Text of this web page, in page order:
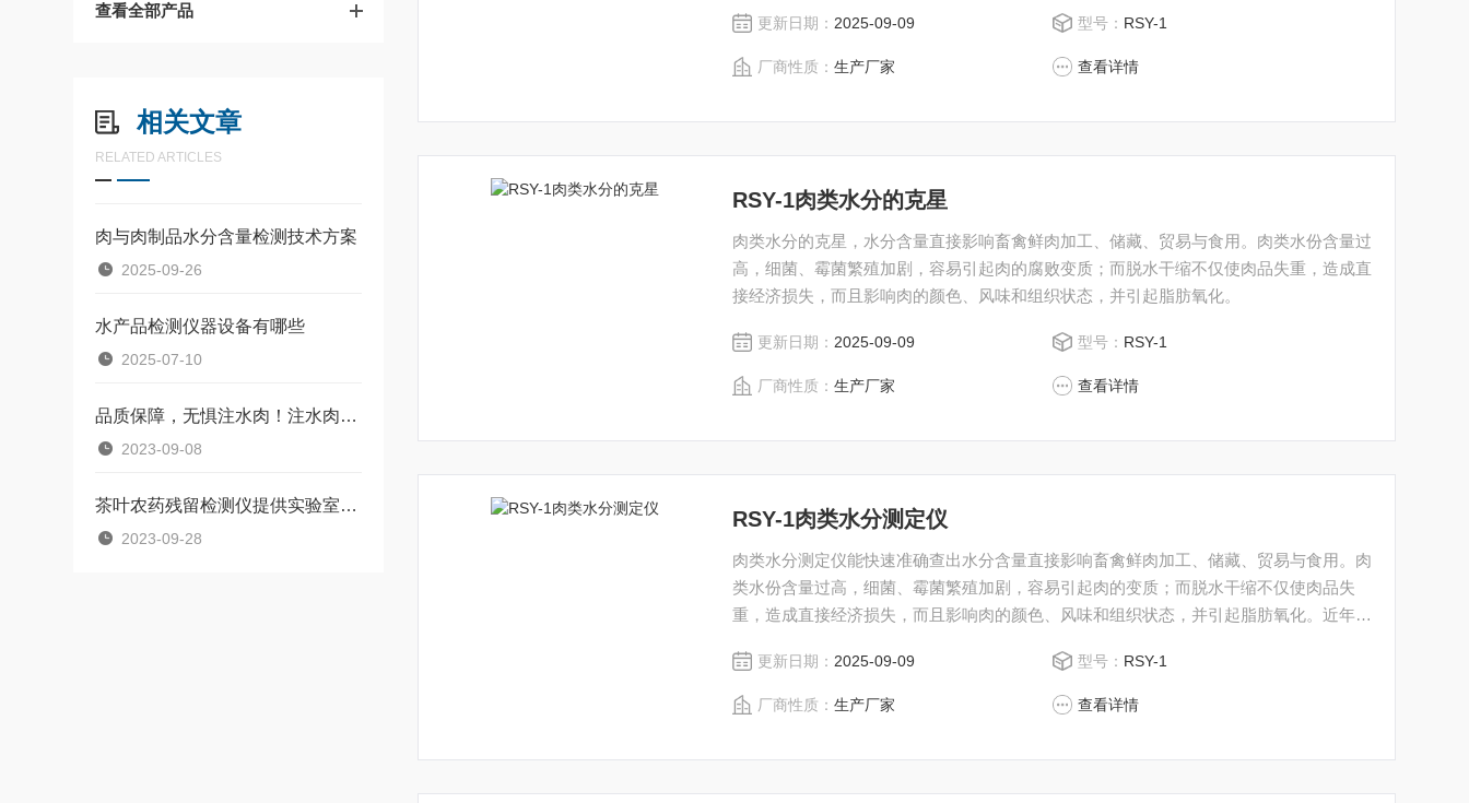
查看全部产品
相关文章
RELATED ARTICLES
肉与肉制品水分含量检测技术方案
2025-09-26
水产品检测仪器设备有哪些
2025-07-10
品质保障，无惧注水肉！注水肉检测仪让您吃出健康与美味
2023-09-08
茶叶农药残留检测仪提供实验室的检测结果
2023-09-28
更新日期： 2025-09-09 型号： RSY-1
厂商性质：生产厂家 查看详情
RSY-1肉类水分的克星
肉类水分的克星，水分含量直接影响畜禽鲜肉加工、储藏、贸易与食用。肉类水份含量过
高，细菌、霉菌繁殖加剧，容易引起肉的腐败变质；而脱水干缩不仅使肉品失重，造成直
接经济损失，而且影响肉的颜色、风味和组织状态，并引起脂肪氧化。
更新日期： 2025-09-09 型号： RSY-1
厂商性质：生产厂家 查看详情
RSY-1肉类水分测定仪
肉类水分测定仪能快速准确查出水分含量直接影响畜禽鲜肉加工、储藏、贸易与食用。肉
类水份含量过高，细菌、霉菌繁殖加剧，容易引起肉的变质；而脱水干缩不仅使肉品失
重，造成直接经济损失，而且影响肉的颜色、风味和组织状态，并引起脂肪氧化。近年
越来越高。但不法商贩为谋取暴利，注水肉越来越多，注水肉成为严重威胁人们身体健康
的一大公害
更新日期： 2025-09-09 型号： RSY-1
厂商性质：生产厂家 查看详情